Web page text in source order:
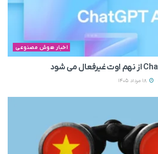
اخبار هوش مصنوعی